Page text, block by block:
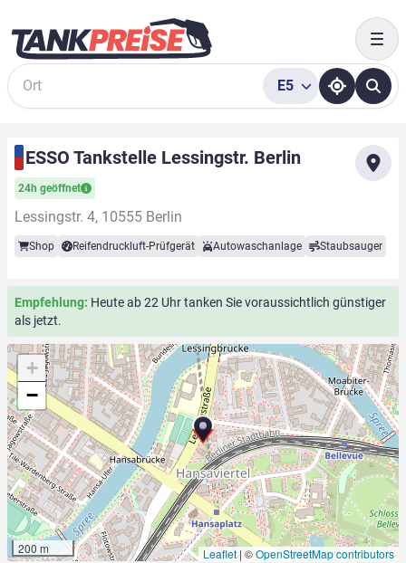
Suche
E5
ESSO Tankstelle Lessingstr. Berlin
24h geöffnet
Lessingstr. 4, 10555 Berlin
Shop Reifendruckluft-Prüfgerät Autowaschanlage Staubsauger
Empfehlung: Heute ab 22 Uhr tanken Sie voraussichtlich günstiger
als jetzt.
+
−
200 m Leaflet |©OpenStreetMap contributors